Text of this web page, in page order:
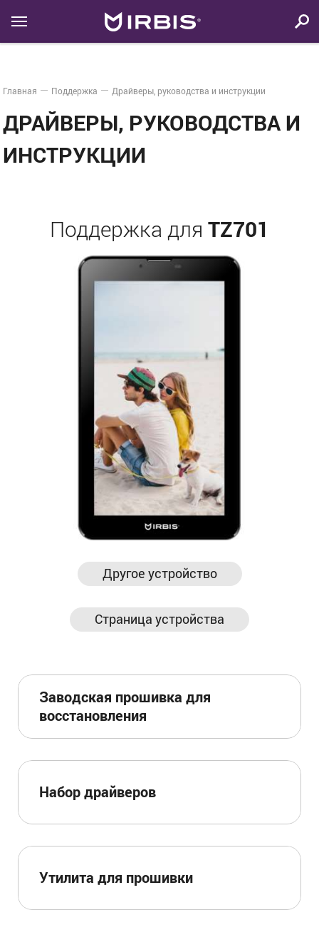
Главная Поддержка Драйверы, руководства и инструкции
ДРАЙВЕРЫ, РУКОВОДСТВА И
ИНСТРУКЦИИ
Поддержка для TZ701
Другое устройство
Страница устройства
Заводская прошивка для
восстановления
Набор драйверов
Утилита для прошивки